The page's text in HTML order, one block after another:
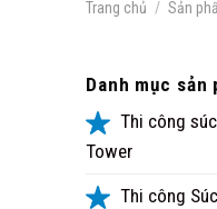
Trang chủ / Sản
Danh mục sản
Thi công
Tower
Thi công